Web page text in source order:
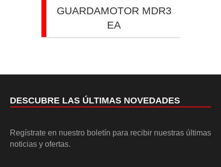
GUARDAMOTOR MDR3
EA
DESCUBRE LAS ÚLTIMAS NOVEDADES
Regístrate en nuestro boletín para recibir nuestras últimas
noticias y ofertas.